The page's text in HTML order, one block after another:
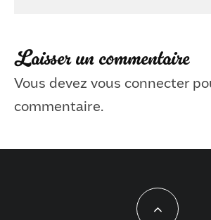
Laisser un commentaire
Vous devez vous connecter
commentaire.